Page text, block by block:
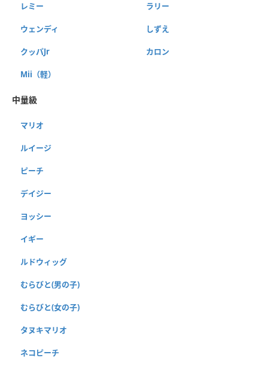
レミー ラリー
ウェンディ しずえ
クッパJr カロン
Mii（軽）
中量級
マリオ
ルイージ
ピーチ
デイジー
ヨッシー
イギー
ルドウィッグ
むらびと(男の子)
むらびと(女の子)
タヌキマリオ
ネコピーチ